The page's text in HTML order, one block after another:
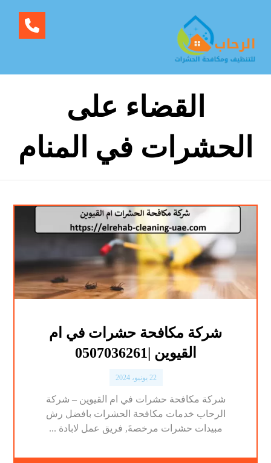
القضاء على
الحشرات في المنام
شركة مكافحة حشرات في ام
القيوين |0507036261
22 يونيو، 2024
شركة مكافحة حشرات في ام القيوين – شركة
الرحاب خدمات مكافحة الحشرات بافضل رش
مبيدات حشرات مرخصةَ, فريق عمل لابادة ...